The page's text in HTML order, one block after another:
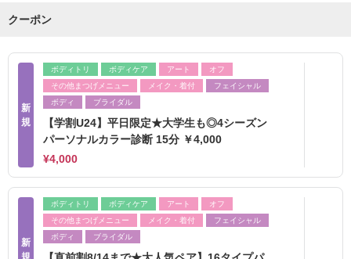
クーポン
新
規
ボディトリ ボディケア アート
オフ
その他まつげメニュー
メイク・着付
フェイシャル
ボディ
ブライダル
【学割U24】平日限定★大学生も◎4シーズン
パーソナルカラー診断 15分 ￥4,000
¥4,000
新
規
ボディトリ ボディケア アート
オフ
その他まつげメニュー
メイク・着付
フェイシャル
ボディ
ブライダル